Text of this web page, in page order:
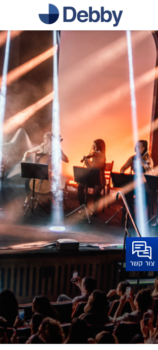
הראשי
לכותרת
התחתונה
צור קשר
TIKTOK
AWARDS
לראשונה